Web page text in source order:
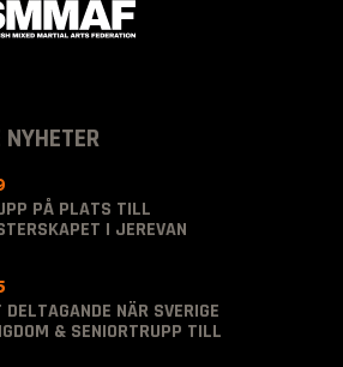
PÅ PLATS TILL
I JEREVAN
NÄR SVERIGE
& SENIORTRUPP TILL